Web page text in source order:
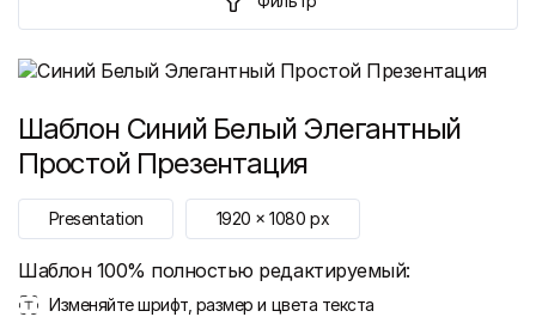
Шаблон Синий Белый Элегантный
Простой Презентация
Presentation 1920 x1080 px
Шаблон 100% полностью редактируемый:
Изменяйте шрифт, размер и цвета текста